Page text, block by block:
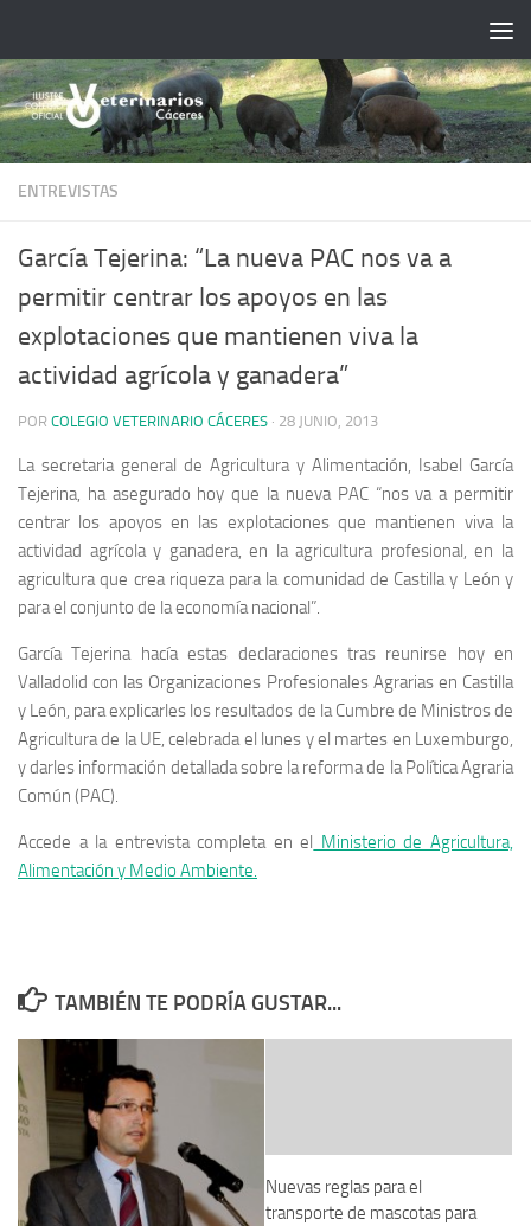
ENTREVISTAS
García Tejerina: “La nueva PAC nos va a
permitir centrar los apoyos en las
explotaciones que mantienen viva la
actividad agrícola y ganadera”
POR COLEGIO VETERINARIO CÁCERES · 28 JUNIO, 2013
La secretaria general de Agricultura y Alimentación, Isabel García
Tejerina, ha asegurado hoy que la nueva PAC “nos va a permitir
centrar los apoyos en las explotaciones que mantienen viva la
actividad agrícola y ganadera, en la agricultura profesional, en la
agricultura que crea riqueza para la comunidad de Castilla y León y
para el conjunto de la economía nacional”.
García Tejerina hacía estas declaraciones tras reunirse hoy en
Valladolid con las Organizaciones Profesionales Agrarias en Castilla
y León, para explicarles los resultados de la Cumbre de Ministros de
Agricultura de la UE, celebrada el lunes y el martes en Luxemburgo,
y darles información detallada sobre la reforma de la Política Agraria
Común (PAC).
Accede a la entrevista completa en el Ministerio de Agricultura,
Alimentación y Medio Ambiente.
TAMBIÉN TE PODRÍA GUSTAR...
Nuevas reglas para el
transporte de mascotas para